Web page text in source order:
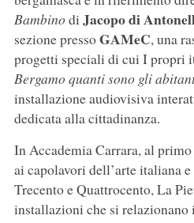
Bambinodi Jacopo di
sezione pressoGAMeC, una
progetti speciali di cui I propri
Bergamo quanti sono gli
installazione audiovisiva
dedicata alla cittadinanza.
In Accademia Carrara, al
ai capolavori dell’arte italiana
Trecento e Quattrocento, La
installazioni che si